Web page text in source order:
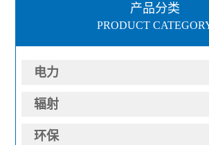
产品分类
PRODUCT
电力
辐射
环保